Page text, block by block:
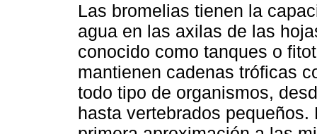
Las bromelias tienen la
agua en las axilas de las
conocido como tanques o
mantienen cadenas tróficas
todo tipo de organismos,
hasta vertebrados